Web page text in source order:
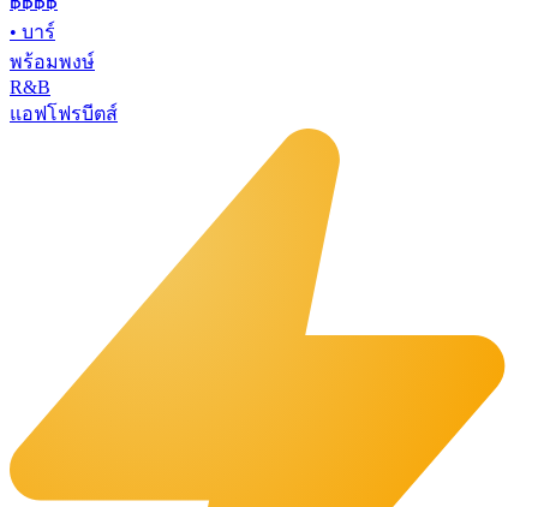
• บาร์
พร้อมพงษ์
R&B
แอฟโฟรบีตส์